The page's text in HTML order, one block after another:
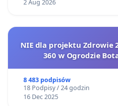
2 Aug 2026
NIE dla projektu Zdrowie
360 w Ogrodzie
8 483 podpisów
18 Podpisy / 24 godzin
16 Dec 2025